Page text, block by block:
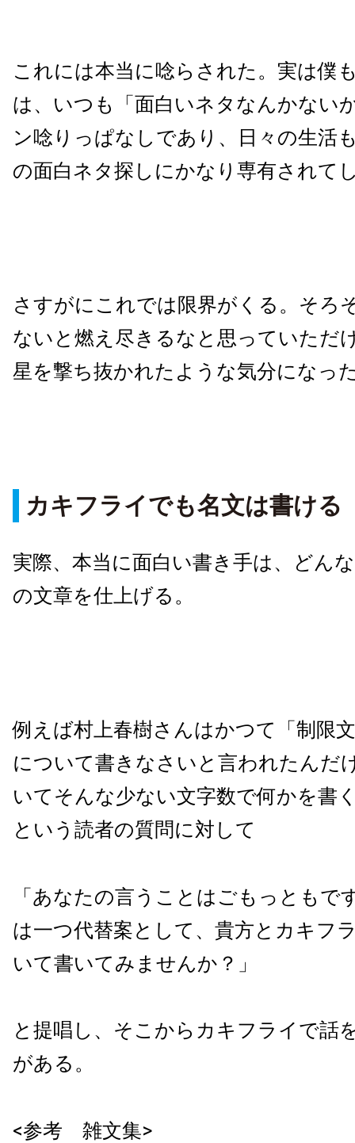
これには本当に唸らされた。実は僕
は、いつも「面白いネタなんかない
ン唸りっぱなしであり、日々の生活
の面白ネタ探しにかなり専有されて
さすがにこれでは限界がくる。そろ
ないと燃え尽きるなと思っていただ
星を撃ち抜かれたような気分になっ
カキフライでも名文は書ける
実際、本当に面白い書き手は、どん
の文章を仕上げる。
例えば村上春樹さんはかつて「制限
について書きなさいと言われたんだ
いてそんな少ない文字数で何かを書
という読者の質問に対して
「あなたの言うことはごもっともで
は一つ代替案として、貴方とカキフ
いて書いてみませんか？」
と提唱し、そこからカキフライで話
がある。
<参考 雑文集>